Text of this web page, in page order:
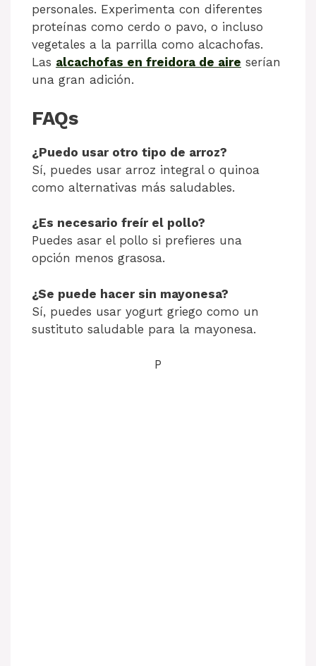
personales. Experimenta con diferentes
proteínas como cerdo o pavo, o incluso
vegetales a la parrilla como alcachofas.
Las alcachofas en freidora de aire serían
una gran adición.
FAQs
¿Puedo usar otro tipo de arroz?
Sí, puedes usar arroz integral o quinoa
como alternativas más saludables.
¿Es necesario freír el pollo?
Puedes asar el pollo si prefieres una
opción menos grasosa.
¿Se puede hacer sin mayonesa?
Sí, puedes usar yogurt griego como un
sustituto saludable para la mayonesa.
P